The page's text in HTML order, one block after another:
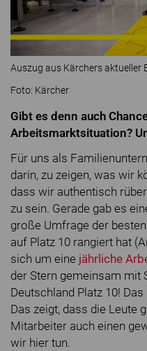
Auszug aus Kärchers aktueller
Foto: Kärcher
Gibt es denn auch
Arbeitsmarktsituation?
Für uns als
darin, zu zeigen, was wir
dass wir authentisch
zu sein. Gerade gab es
große Umfrage der
auf Platz 10 rangiert hat
sich um eine jährliche
der Stern gemeinsam mit
Deutschland Platz 10!
Das zeigt, dass die Leute
Mitarbeiter auch einen
wir hier tun.